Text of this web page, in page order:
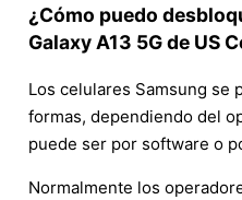
¿Cómo puedo
Galaxy A13 5G de US
Los celulares Samsung se
formas, dependiendo del
puede ser por software o
Normalmente los